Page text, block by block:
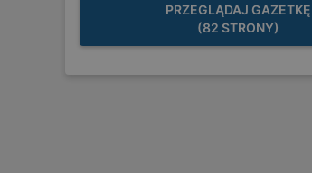
PRZEGLĄDAJ GAZETKĘ
(82 STRONY)